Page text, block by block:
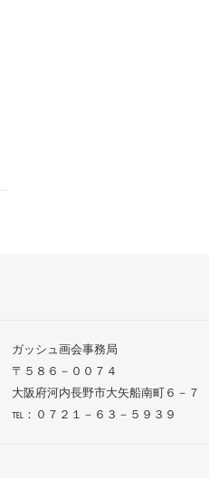
ガッシュ画会事務局
〒５８６－００７４
大阪府河内長野市大矢船南町６－７
℡：０７２１－６３－５９３９